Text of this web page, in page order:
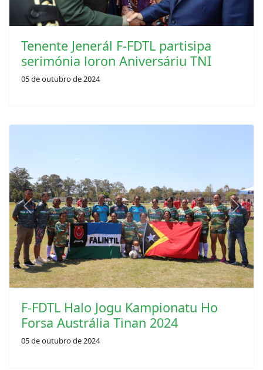
Tenente Jenerál F-FDTL partisipa
serimónia loron Aniversáriu TNI
05 de outubro de 2024
Previous Next
F-FDTL Halo Jogu Kampionatu Ho
Forsa Austrália Tinan 2024
05 de outubro de 2024